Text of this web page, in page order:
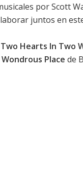
por Scott
juntos en
Two Hearts In Two
Wondrous Place de